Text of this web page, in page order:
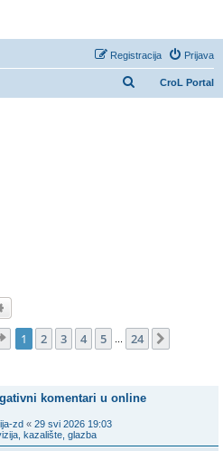
Prijava
Registracija
CroL Portal
Stranica: 1/ 24.
1 2 3 4 5 24
komentari u online
zd « 29 svi 2026 19:03
kazalište, glazba